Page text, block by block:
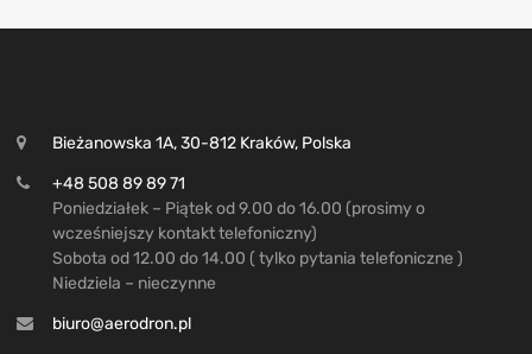
Bieżanowska 1A, 30-812 Kraków, Polska
+48 508 89 89 71
Poniedziałek – Piątek od 9.00 do 16.00 (prosimy o
wcześniejszy kontakt telefoniczny)
Sobota od 12.00 do 14.00 ( tylko pytania telefoniczne )
Niedziela – nieczynne
biuro@aerodron.pl